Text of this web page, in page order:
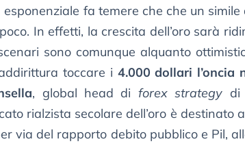
fa temere che che un
In effetti, la crescita dell’oro sarà
sono comunque alquanto
toccare i 4.000 dollari l’oncia
, global head di forex strategy di
rialzista secolare dell’oro è destinato
via del rapporto debito pubblico e Pil,